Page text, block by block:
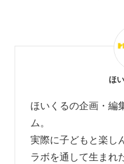
ほ
ほいくるの企画・編
ム。
実際に子どもと楽し
ラボを通して生まれ